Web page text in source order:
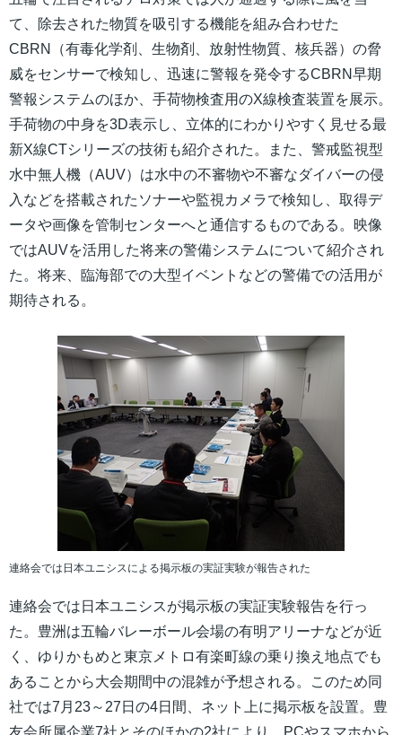
て、除去された物質を吸引する機能を組み合わせた
CBRN（有毒化学剤、生物剤、放射性物質、核兵器）の脅
威をセンサーで検知し、迅速に警報を発令するCBRN早期
警報システムのほか、手荷物検査用のX線検査装置を展示。
手荷物の中身を3D表示し、立体的にわかりやすく見せる最
新X線CTシリーズの技術も紹介された。また、警戒監視型
水中無人機（AUV）は水中の不審物や不審なダイバーの侵
入などを搭載されたソナーや監視カメラで検知し、取得デ
ータや画像を管制センターへと通信するものである。映像
ではAUVを活用した将来の警備システムについて紹介され
た。将来、臨海部での大型イベントなどの警備での活用が
期待される。
連絡会では日本ユニシスによる掲示板の実証実験が報告された
連絡会では日本ユニシスが掲示板の実証実験報告を行っ
た。豊洲は五輪バレーボール会場の有明アリーナなどが近
く、ゆりかもめと東京メトロ有楽町線の乗り換え地点でも
あることから大会期間中の混雑が予想される。このため同
社では7月23～27日の4日間、ネット上に掲示板を設置。豊
友会所属企業7社とそのほかの2社により、PCやスマホから